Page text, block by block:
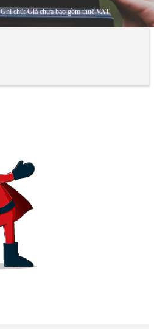
Ghi chú: Giá chưa bao gồm thuế VAT